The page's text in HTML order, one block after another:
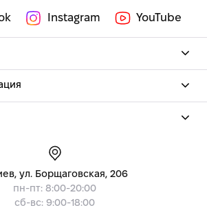
Instagram YouTube
ул. Борщаговская, 206
пн-пт: 8:00-20:00
сб-вс: 9:00-18:00